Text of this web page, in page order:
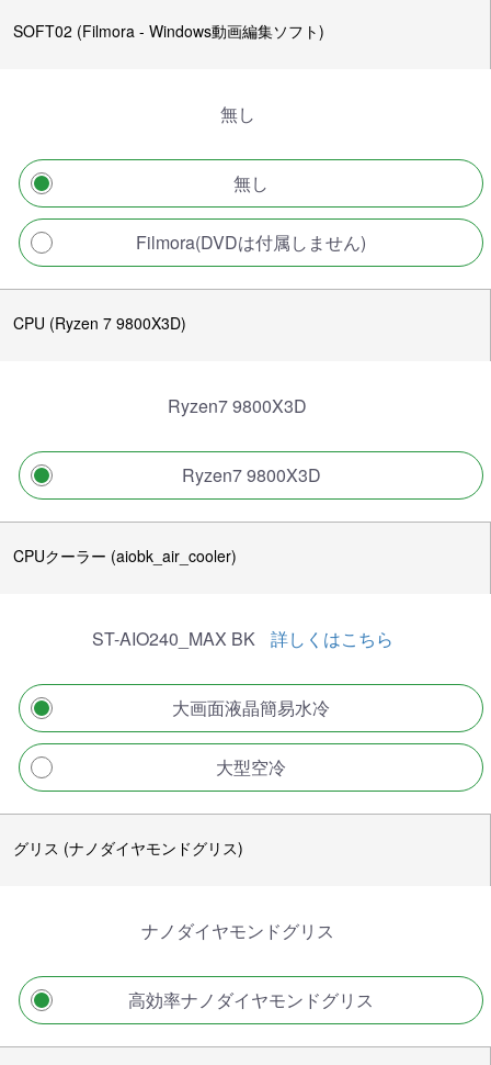
SOFT02 (Filmora - Windows動画編集ソフト)
無し
無し
Filmora(DVDは付属しません)
CPU (Ryzen 7 9800X3D)
Ryzen7 9800X3D
Ryzen7 9800X3D
CPUクーラー (aiobk_air_cooler)
ST-AIO240_MAX BK 詳しくはこちら
大画面液晶簡易水冷
大型空冷
グリス (ナノダイヤモンドグリス)
ナノダイヤモンドグリス
高効率ナノダイヤモンドグリス